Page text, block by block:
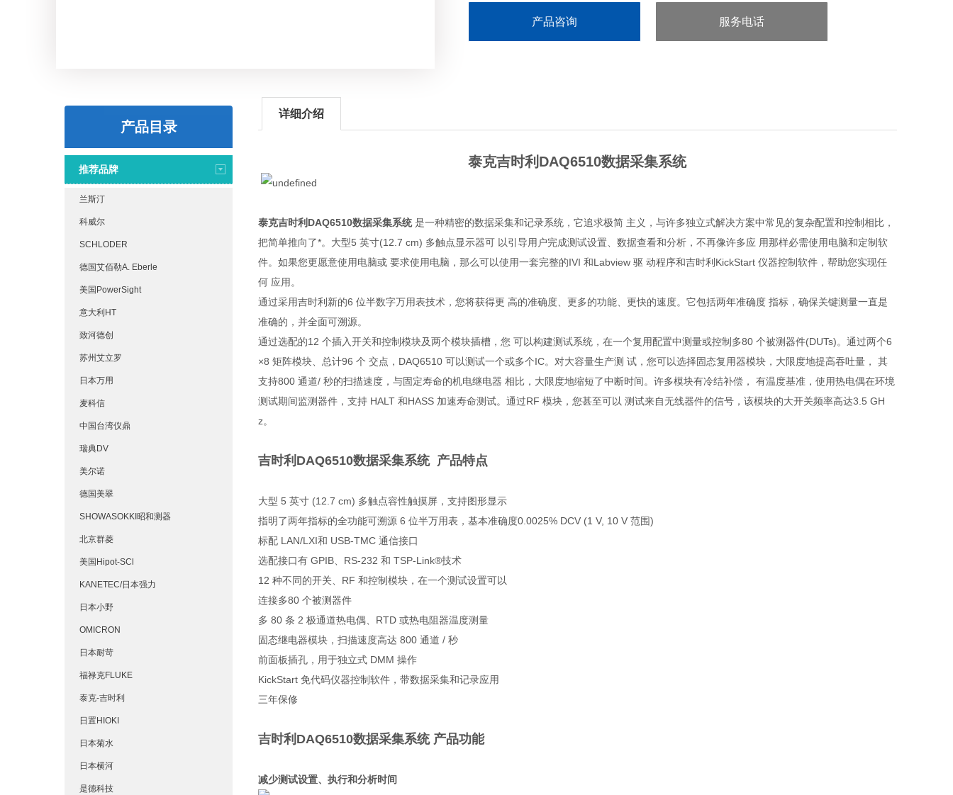
产品咨询 服务电话
产品目录
推荐品牌
兰斯汀
科威尔
SCHLODER
德国艾佰勒A. Eberle
美国PowerSight
意大利HT
致河德创
苏州艾立罗
日本万用
麦科信
中国台湾仪鼎
瑞典DV
美尔诺
德国美翠
SHOWASOKKI昭和测器
北京群菱
美国Hipot-SCl
KANETEC/日本强力
日本小野
OMICRON
日本耐苛
福禄克FLUKE
泰克-吉时利
日置HIOKI
日本菊水
日本横河
是德科技
详细介绍
泰克吉时利DAQ6510数据采集系统
泰克吉时利DAQ6510数据采集系统是一种精密的数据采集和记录系统，它追求极简 主义，与许多独立式解决方案中常见的复杂配置和控制相比，
把简单推向了*。大型5 英寸(12.7 cm) 多触点显示器可 以引导用户完成测试设置、数据查看和分析，不再像许多应 用那样必需使用电脑和定制软
件。如果您更愿意使用电脑或 要求使用电脑，那么可以使用一套完整的IVI 和Labview 驱 动程序和吉时利KickStart 仪器控制软件，帮助您实现任
何 应用。
通过采用吉时利新的6 位半数字万用表技术，您将获得更 高的准确度、更多的功能、更快的速度。它包括两年准确度 指标，确保关键测量一直是
准确的，并全面可溯源。
通过选配的12 个插入开关和控制模块及两个模块插槽，您 可以构建测试系统，在一个复用配置中测量或控制多80 个被测器件(DUTs)。通过两个6
×8 矩阵模块、总计96 个 交点，DAQ6510 可以测试一个或多个IC。对大容量生产测 试，您可以选择固态复用器模块，大限度地提高吞吐量， 其
支持800 通道/ 秒的扫描速度，与固定寿命的机电继电器 相比，大限度地缩短了中断时间。许多模块有冷结补偿， 有温度基准，使用热电偶在环境
测试期间监测器件，支持 HALT 和HASS 加速寿命测试。通过RF 模块，您甚至可以 测试来自无线器件的信号，该模块的大开关频率高达3.5 GH
z。
吉时利DAQ6510数据采集系统​​ 产品特点
大型 5 英寸 (12.7 cm) 多触点容性触摸屏，支持图形显示
指明了两年指标的全功能可溯源 6 位半万用表，基本准确度0.0025% DCV (1 V, 10 V 范围)
标配 LAN/LXI和 USB-TMC 通信接口
选配接口有 GPIB、RS-232 和 TSP-Link®技术
12 种不同的开关、RF 和控制模块，在一个测试设置可以
连接多80 个被测器件
多 80 条 2 极通道热电偶、RTD 或热电阻器温度测量
固态继电器模块，扫描速度高达 800 通道 / 秒
前面板插孔，用于独立式 DMM 操作
KickStart 免代码仪器控制软件，带数据采集和记录应用
三年保修
吉时利DAQ6510数据采集系统​ 产品功能
减少测试设置、执行和分析时间